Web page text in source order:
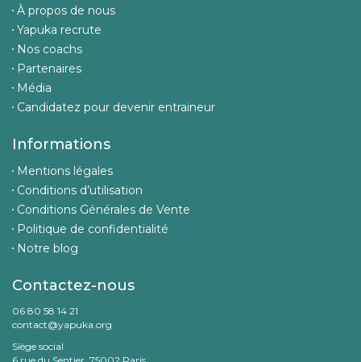
À propos de nous
Yapuka recrute
Nos coachs
Partenaires
Média
Candidatez pour devenir entraineur
Informations
Mentions légales
Conditions d’utilisation
Conditions Générales de Vente
Politique de confidentialité
Notre blog
Contactez-nous
06 80 58 14 21
contact@yapuka.org
Siège social